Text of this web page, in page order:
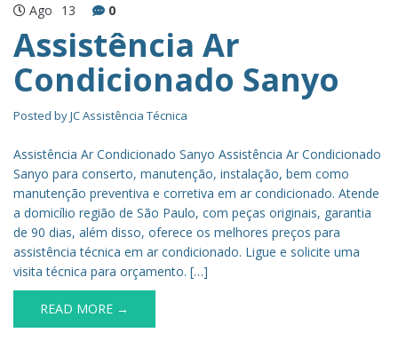
Ago 13 0
Assistência Ar
Condicionado Sanyo
Posted byJC Assistência Técnica
Assistência Ar Condicionado Sanyo Assistência Ar Condicionado
Sanyo para conserto, manutenção, instalação, bem como
manutenção preventiva e corretiva em ar condicionado. Atende
a domicílio região de São Paulo, com peças originais, garantia
de 90 dias, além disso, oferece os melhores preços para
assistência técnica em ar condicionado. Ligue e solicite uma
visita técnica para orçamento. […]
READ MORE →